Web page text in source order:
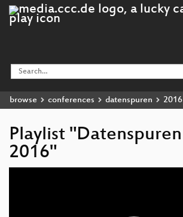
browse conferences datenspuren 2016
Playlist "Datenspuren
2016"